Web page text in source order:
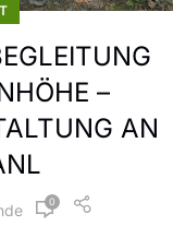
–
AN
0